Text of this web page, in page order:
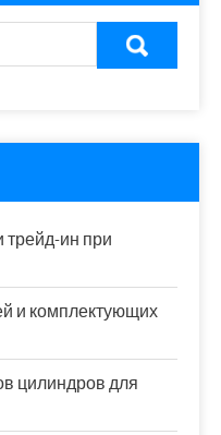
трейд-ин при
и комплектующих
цилиндров для